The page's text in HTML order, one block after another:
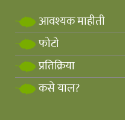
आवश्यक माहीती
फोटो
प्रतिक्रिया
कसे याल?